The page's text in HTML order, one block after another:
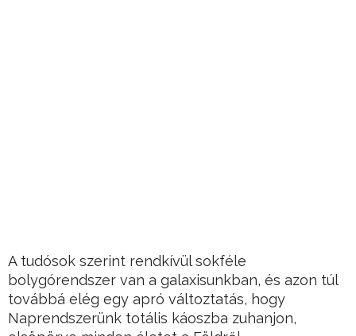
A tudósok szerint rendkívül sokféle
bolygórendszer van a galaxisunkban, és azon túl
továbbá elég egy apró változtatás, hogy
Naprendszerünk totális káoszba zuhanjon,